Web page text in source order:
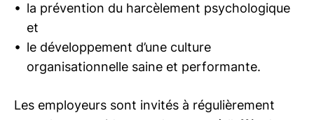
la prévention du harcèlement psychologique
et
le développement d’une culture
organisationnelle saine et performante.
Les employeurs sont invités à régulièrement